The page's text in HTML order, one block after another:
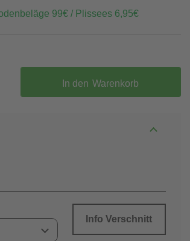
99€ / Plissees 6,95€
In den Warenkorb
Info Verschnitt